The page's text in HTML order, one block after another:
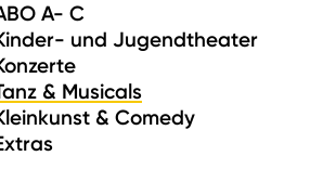
A- C
und Jugendtheater
& Musicals
& Comedy